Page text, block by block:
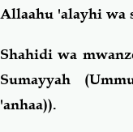
Allaahu 'alayhi wa
Shahidi wa
Sumayyah
'anhaa)).